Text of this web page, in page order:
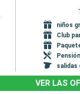
niños
Club
salidas
VER LAS